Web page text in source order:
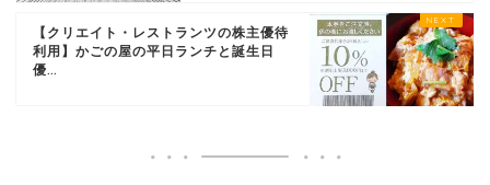
【クリエイト・レストランツの株主優待
利用】かごの屋の平日ランチと誕生日
優...